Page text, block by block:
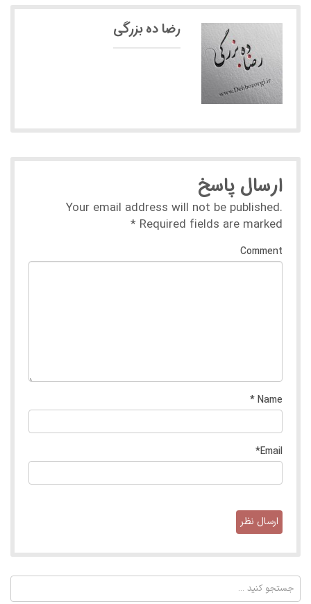
رضا ده بزرگی
ارسال پاسخ
Your email address will not be published.
Required fields are marked
*
Comment
Name
*
Email
*